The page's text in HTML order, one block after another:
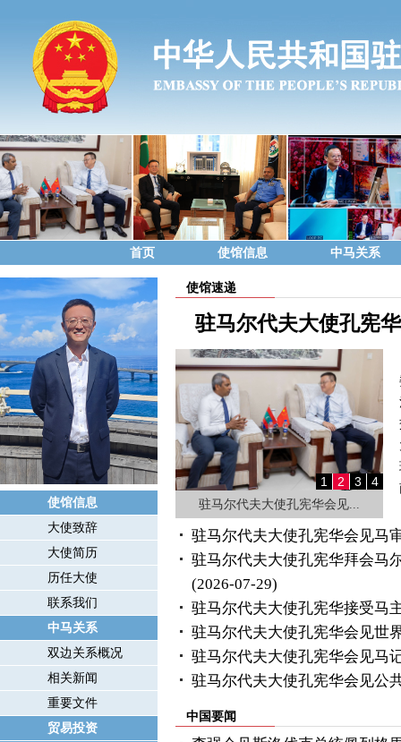
首页 使馆信息 中马关系
使馆信息
大使致辞
大使简历
历任大使
联系我们
中马关系
双边关系概况
相关新闻
重要文件
贸易投资
使馆速递
驻马尔代夫大使孔宪
1 2 3 4
驻马尔代夫大使孔宪华会见...
驻马尔代夫大使孔宪华会见马
驻马尔代夫大使孔宪华拜会马
(2026-07-29)
驻马尔代夫大使孔宪华接受马
驻马尔代夫大使孔宪华会见世
驻马尔代夫大使孔宪华会见马
驻马尔代夫大使孔宪华会见公
中国要闻